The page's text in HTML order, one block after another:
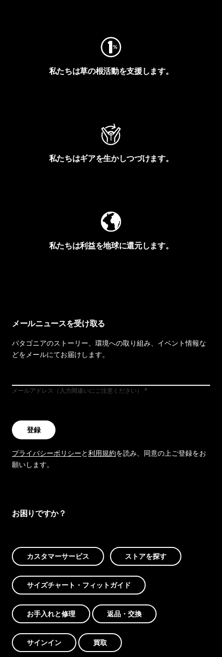
私たちは草の根活動を支援します。
私たちはギアを生かしつづけます。
私たちは利益を地球に還元します。
メールニュースを受け取る
パタゴニアのストーリー、環境への取り組み、イベント情報な
どをメールにてお届けします。
メールアドレス（入力間違いにご注意ください）
登録
プライバシーポリシーと利用規約を読み、同意の上ご登録をお
願いします。
お困りですか？
カスタマーサービス ストアを探す
サイズチャート・フィットガイド
お手入れと修理 返品・交換
サインイン 買取